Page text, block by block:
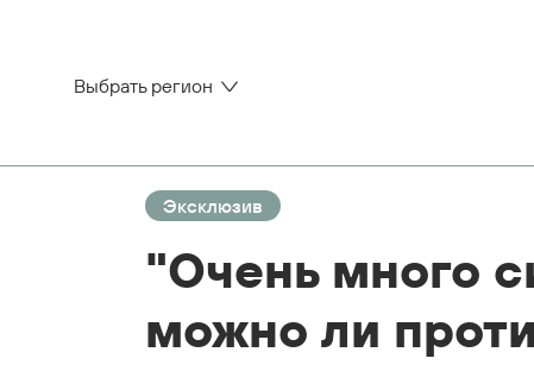
Выбрать регион
Эксклюзив
"Очень много
можно ли